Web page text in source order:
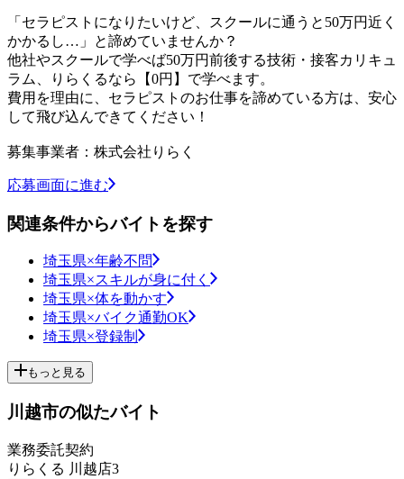
「セラピストになりたいけど、スクールに通うと50万円近く
かかるし…」と諦めていませんか？
他社やスクールで学べば50万円前後する技術・接客カリキュ
ラム、りらくるなら【0円】で学べます。
費用を理由に、セラピストのお仕事を諦めている方は、安心
して飛び込んできてください！
募集事業者：株式会社りらく
応募画面に進む
関連条件からバイトを探す
埼玉県×年齢不問
埼玉県×スキルが身に付く
埼玉県×体を動かす
埼玉県×バイク通勤OK
埼玉県×登録制
もっと見る
川越市の似たバイト
業務委託契約
りらくる 川越店3